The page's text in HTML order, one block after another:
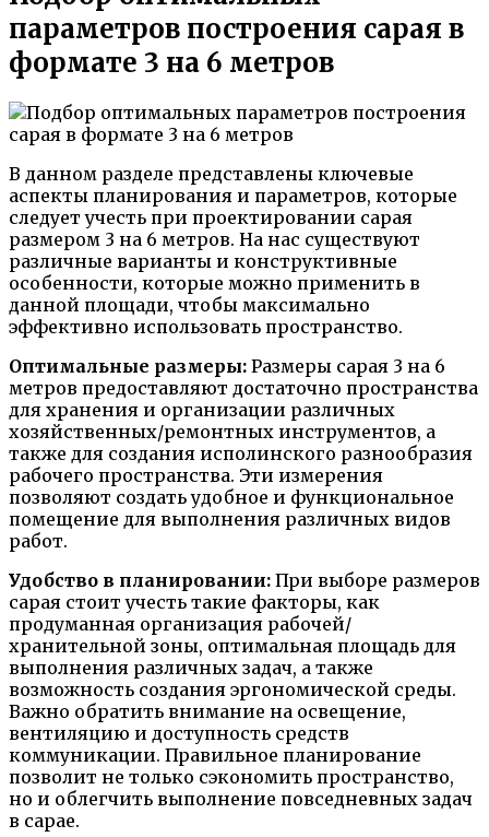
параметров построения сарая в
формате 3 на 6 метров
В данном разделе представлены ключевые
аспекты планирования и параметров, которые
следует учесть при проектировании сарая
размером 3 на 6 метров. На нас существуют
различные варианты и конструктивные
особенности, которые можно применить в
данной площади, чтобы максимально
эффективно использовать пространство.
Оптимальные размеры: Размеры сарая 3 на 6
метров предоставляют достаточно пространства
для хранения и организации различных
хозяйственных/ремонтных инструментов, а
также для создания исполинского разнообразия
рабочего пространства. Эти измерения
позволяют создать удобное и функциональное
помещение для выполнения различных видов
работ.
Удобство в планировании: При выборе размеров
сарая стоит учесть такие факторы, как
продуманная организация рабочей/
хранительной зоны, оптимальная площадь для
выполнения различных задач, а также
возможность создания эргономической среды.
Важно обратить внимание на освещение,
вентиляцию и доступность средств
коммуникации. Правильное планирование
позволит не только сэкономить пространство,
но и облегчить выполнение повседневных задач
в сарае.